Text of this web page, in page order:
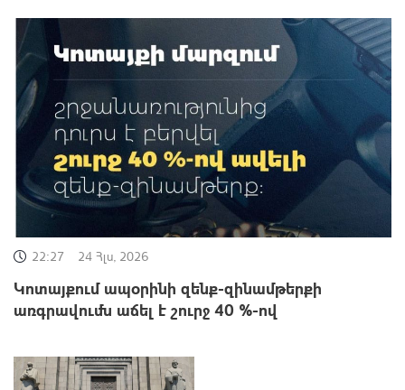
22:27 24 Հլս, 2026
Կոտայքում ապօրինի զենք-զինամթերքի
առգրավումն աճել է շուրջ 40 %-ով